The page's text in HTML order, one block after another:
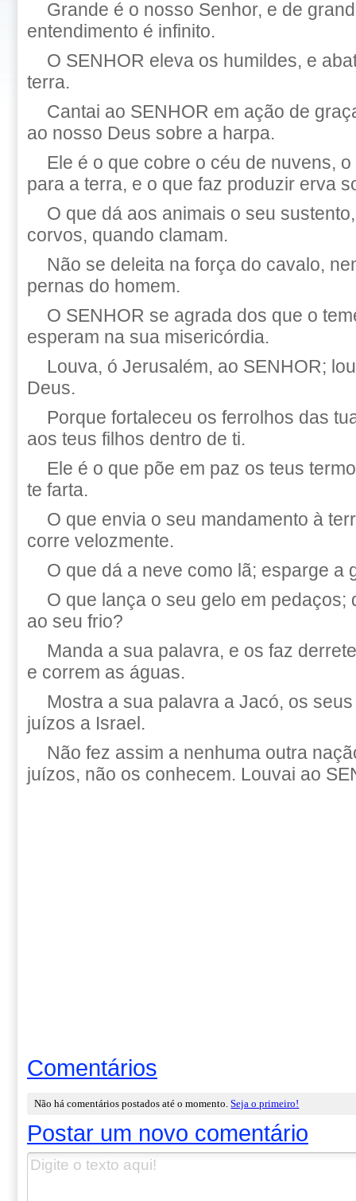
Grande é o nosso Senhor, e de
entendimento é infinito.
O SENHOR eleva os humildes, e
terra.
Cantai ao SENHOR em ação de
ao nosso Deus sobre a harpa.
Ele é o que cobre o céu de nuvens,
para a terra, e o que faz produzir erva
O que dá aos animais o seu
corvos, quando clamam.
Não se deleita na força do cavalo,
pernas do homem.
O SENHOR se agrada dos que o
esperam na sua misericórdia.
Louva, ó Jerusalém, ao SENHOR;
Deus.
Porque fortaleceu os ferrolhos das
aos teus filhos dentro de ti.
Ele é o que põe em paz os teus
te farta.
O que envia o seu mandamento à
corre velozmente.
O que dá a neve como lã; esparge a
O que lança o seu gelo em pedaços;
ao seu frio?
Manda a sua palavra, e os faz
e correm as águas.
Mostra a sua palavra a Jacó, os
juízos a Israel.
Não fez assim a nenhuma outra
juízos, não os conhecem. Louvai ao
Comentários
Não há comentários postados até o momento.Seja o primeiro!
Postar um novo comentário